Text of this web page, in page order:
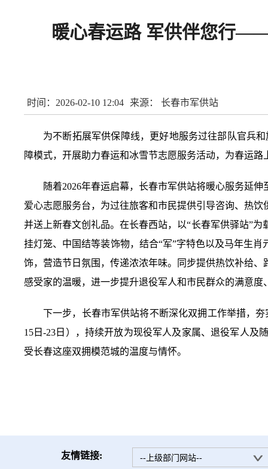
暖心春运路 军供伴您行
时间：2026-02-10 12:04 来源： 长春市军供站
为不断拓展军供保障线，更好地服务过往部队官兵
障模式，开展助力春运和冰雪节志愿服务活动，为春运
随着2026年春运启幕，长春市军供站将暖心服务延
爱心志愿服务台，为过往旅客和市民提供引导咨询、热
并送上新春文创礼品。在长春西站，以“长春军供驿站”
挂灯笼、中国结等装饰物，结合“军”字特色以及马年生
饰，营造节日氛围，传递浓浓年味。同步提供热饮补给
感受家的温暖，进一步提升退役军人和市民群众的满意度
下一步，长春市军供站将不断深化双拥工作举措，
15日-23日），持续开放为现役军人及家属、退役军人
受长春这座双拥模范城的温度与情怀。
友情链接: --上级部门网站--